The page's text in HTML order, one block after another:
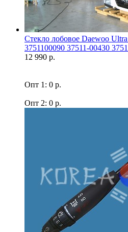
Стекло лобовое Daewoo
3751100090 37511-00430
12 990 р.
Опт 1: 0 р.
Опт 2: 0 р.